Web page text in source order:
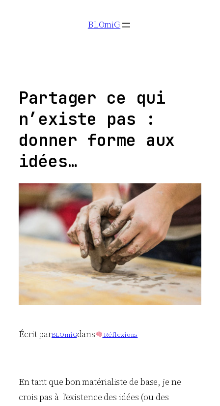
BLOmiG
Partager ce qui
n’existe pas :
donner forme aux
idées…
Écrit parBLOmiGdans Réflexions
En tant que bon matérialiste de base, je ne
crois pas à l’existence des idées (ou des